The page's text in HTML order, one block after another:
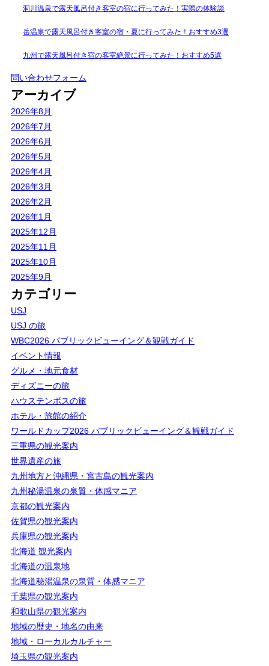
洞川温泉で露天風呂付き客室の宿に行ってみた！実際の体験談
岳温泉で露天風呂付き客室の宿・夏に行ってみた！おすすめ3選
九州で露天風呂付き宿の客室絶景に行ってみた！おすすめ5選
問い合わせフォーム
アーカイブ
2026年8月
2026年7月
2026年6月
2026年5月
2026年4月
2026年3月
2026年2月
2026年1月
2025年12月
2025年11月
2025年10月
2025年9月
カテゴリー
USJ
USJ の旅
WBC2026 パブリックビューイング＆観戦ガイド
イベント情報
グルメ・地元食材
ディズニーの旅
ハウステンボスの旅
ホテル・旅館の紹介
ワールドカップ2026 パブリックビューイング＆観戦ガイド
三重県の観光案内
世界遺産の旅
九州地方と沖縄県・宮古島の観光案内
九州秘湯温泉の泉質・体感マニア
京都の観光案内
佐賀県の観光案内
兵庫県の観光案内
北海道 観光案内
北海道の温泉地
北海道秘湯温泉の泉質・体感マニア
千葉県の観光案内
和歌山県の観光案内
地域の歴史・地名の由来
地域・ローカルカルチャー
埼玉県の観光案内